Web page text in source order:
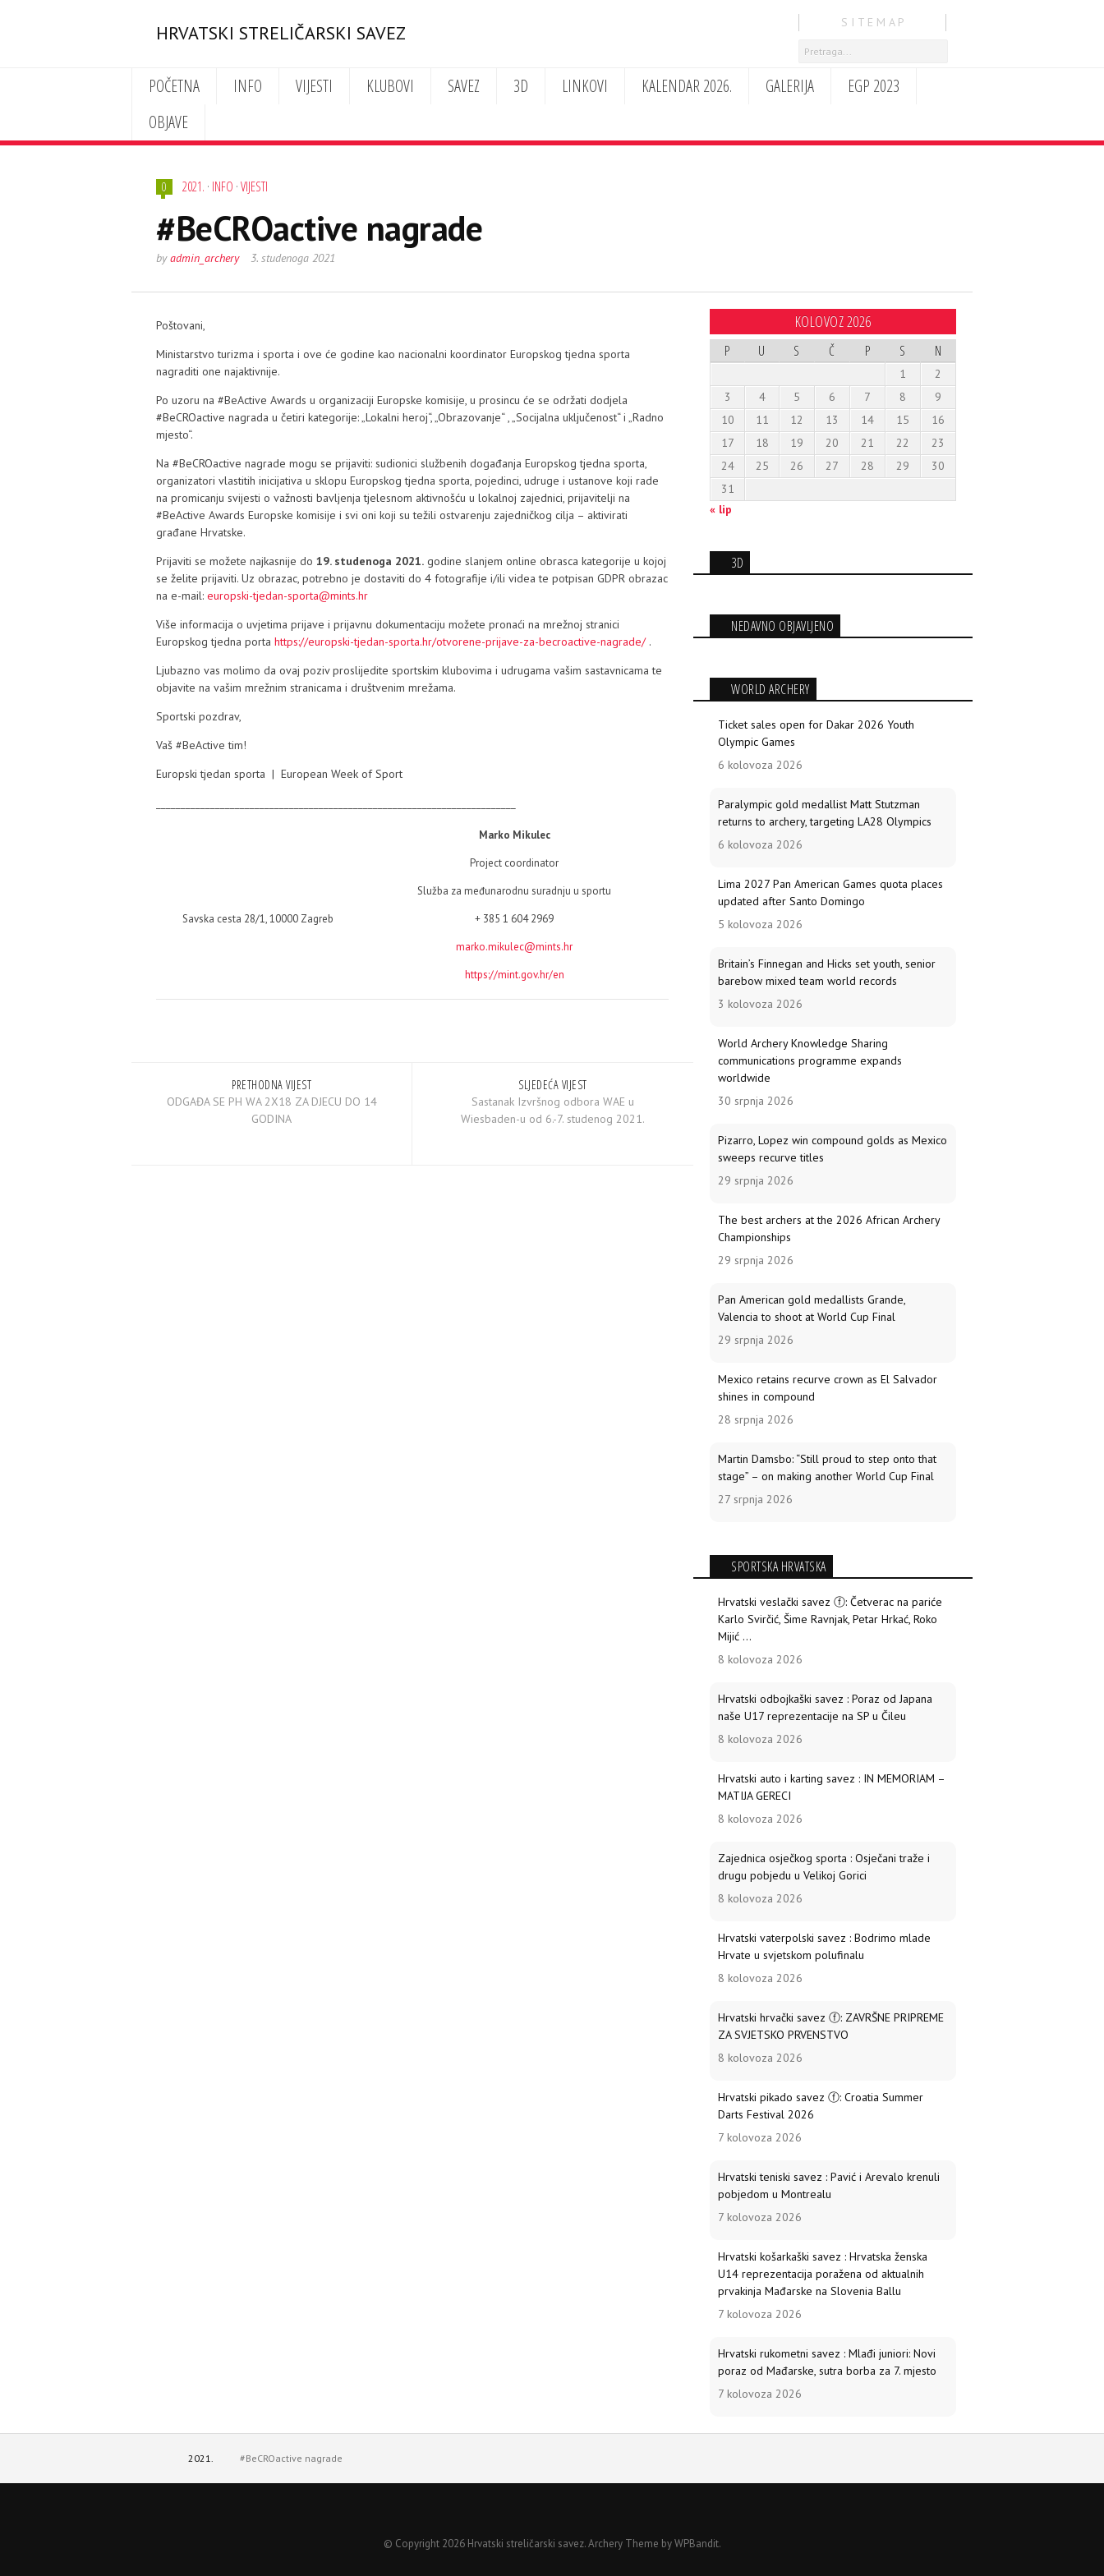
HRVATSKI STRELIČARSKI SAVEZ S I T E M A P
POČETNA INFO VIJESTI KLUBOVI SAVEZ 3D LINKOVI KALENDAR 2026. GALERIJA
EGP 2023
OBJAVE
0 2021. · INFO ·VIJESTI
#BeCROactive nagrade
byadmin_archery 3. studenoga 2021
Poštovani,
Ministarstvo turizma i sporta i ove će godine kao nacionalni koordinator Europskog tjedna sporta
nagraditi one najaktivnije.
Po uzoru na #BeActive Awards u organizaciji Europske komisije, u prosincu će se održati dodjela
#BeCROactive nagrada u četiri kategorije: „Lokalni heroj“, „Obrazovanje“ , „Socijalna uključenost“ i „Radno
mjesto“.
Na #BeCROactive nagrade mogu se prijaviti: sudionici službenih događanja Europskog tjedna sporta,
organizatori vlastitih inicijativa u sklopu Europskog tjedna sporta, pojedinci, udruge i ustanove koji rade
na promicanju svijesti o važnosti bavljenja tjelesnom aktivnošću u lokalnoj zajednici, prijavitelji na
#BeActive Awards Europske komisije i svi oni koji su težili ostvarenju zajedničkog cilja – aktivirati
građane Hrvatske.
Prijaviti se možete najkasnije do 19. studenoga 2021. godine slanjem online obrasca kategorije u kojoj
se želite prijaviti. Uz obrazac, potrebno je dostaviti do 4 fotografije i/ili videa te potpisan GDPR obrazac
na e-mail: europski-tjedan-sporta@mints.hr
Više informacija o uvjetima prijave i prijavnu dokumentaciju možete pronaći na mrežnoj stranici
Europskog tjedna porta https://europski-tjedan-sporta.hr/otvorene-prijave-za-becroactive-nagrade/.
Ljubazno vas molimo da ovaj poziv proslijedite sportskim klubovima i udrugama vašim sastavnicama te
objavite na vašim mrežnim stranicama i društvenim mrežama.
Sportski pozdrav,
Vaš #BeActive tim!
Europski tjedan sporta | European Week of Sport
Savska cesta 28/1, 10000 Zagreb
Marko Mikulec
Project coordinator
Služba za međunarodnu suradnju u sportu
+ 385 1 604 2969
marko.mikulec@mints.hr
https://mint.gov.hr/en
PRETHODNA VIJEST
ODGAĐA SE PH WA 2X18 ZA DJECU DO 14
GODINA
SLJEDEĆA VIJEST
Sastanak Izvršnog odbora WAE u
Wiesbaden-u od 6.-7. studenog 2021.
KOLOVOZ 2026
P U S Č P S N
1
2
3
4 5 6 7 8
9
10
11 12 13 14 15
16
17
18 19 20 21 22
23
24
25 26 27 28 29
30
31
« lip
3D
NEDAVNO OBJAVLJENO
WORLD ARCHERY
Ticket sales open for Dakar 2026 Youth
Olympic Games
6 kolovoza 2026
Paralympic gold medallist Matt Stutzman
returns to archery, targeting LA28 Olympics
6 kolovoza 2026
Lima 2027 Pan American Games quota places
updated after Santo Domingo
5 kolovoza 2026
Britain’s Finnegan and Hicks set youth, senior
barebow mixed team world records
3 kolovoza 2026
World Archery Knowledge Sharing
communications programme expands
worldwide
30 srpnja 2026
Pizarro, Lopez win compound golds as Mexico
sweeps recurve titles
29 srpnja 2026
The best archers at the 2026 African Archery
Championships
29 srpnja 2026
Pan American gold medallists Grande,
Valencia to shoot at World Cup Final
29 srpnja 2026
Mexico retains recurve crown as El Salvador
shines in compound
28 srpnja 2026
Martin Damsbo: “Still proud to step onto that
stage” – on making another World Cup Final
27 srpnja 2026
SPORTSKA HRVATSKA
Hrvatski veslački savez ⓕ: Četverac na pariće
Karlo Svirčić, Šime Ravnjak, Petar Hrkać, Roko
Mijić ...
8 kolovoza 2026
Hrvatski odbojkaški savez : Poraz od Japana
naše U17 reprezentacije na SP u Čileu
8 kolovoza 2026
Hrvatski auto i karting savez : IN MEMORIAM –
MATIJA GERECI
8 kolovoza 2026
Zajednica osječkog sporta : Osječani traže i
drugu pobjedu u Velikoj Gorici
8 kolovoza 2026
Hrvatski vaterpolski savez : Bodrimo mlade
Hrvate u svjetskom polufinalu
8 kolovoza 2026
Hrvatski hrvački savez ⓕ: ZAVRŠNE PRIPREME
ZA SVJETSKO PRVENSTVO
8 kolovoza 2026
Hrvatski pikado savez ⓕ: Croatia Summer
Darts Festival 2026
7 kolovoza 2026
Hrvatski teniski savez : Pavić i Arevalo krenuli
pobjedom u Montrealu
7 kolovoza 2026
Hrvatski košarkaški savez : Hrvatska ženska
U14 reprezentacija poražena od aktualnih
prvakinja Mađarske na Slovenia Ballu
7 kolovoza 2026
Hrvatski rukometni savez : Mlađi juniori: Novi
poraz od Mađarske, sutra borba za 7. mjesto
7 kolovoza 2026
2021. #BeCROactive nagrade
© Copyright 2026 Hrvatski streličarski savez.Archery Theme byWPBandit.